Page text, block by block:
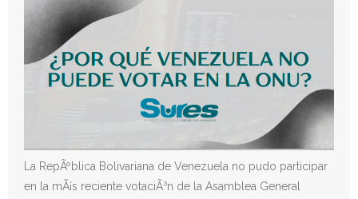
Revistas
- Inusual & Extraordinaria
- BoletÃ­n Ida y vuelta
Formación
La RepÃºblica Bolivariana de Venezuela no pudo participar
en la mÃ¡s reciente votaciÃ³n de la Asamblea General